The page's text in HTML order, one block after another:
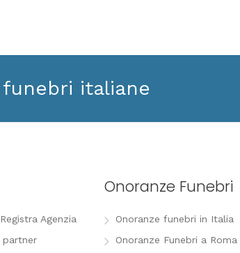
italiane
Agenzia
partner
Onoranze Funebri
Onoranze funebri in Italia
Onoranze Funebri a Roma